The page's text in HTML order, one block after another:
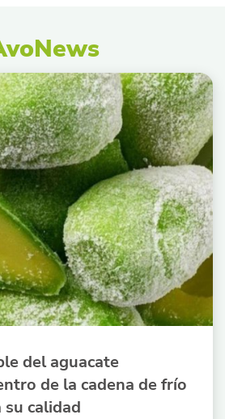
del aguacate
de la cadena de frío
calidad